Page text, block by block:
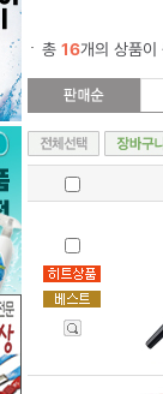
총 16개의 상품이